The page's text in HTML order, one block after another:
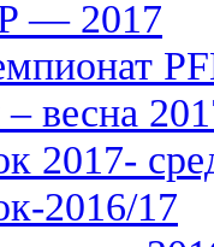
— 2017
весна
2017-
2016/17